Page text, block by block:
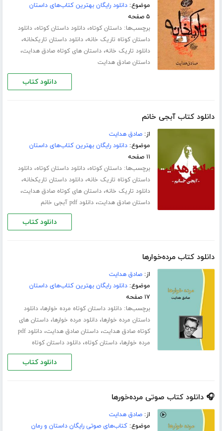
موضوع:دانلود رایگان بهترین کتاب‌های داستان
۵ صفحه
برچسب‌ها:داستان کوتاه،دانلود داستان کوتاه،دانلود
داستان کوتاه تاریک خانه،دانلود داستان تاریکخانه،
دانلود تاریک خانه،داستان های کوتاه صادق هدایت،
داستان صادق هدایت
دانلود کتاب
دانلود کتاب آبجی خانم
از:صادق هدایت
موضوع:دانلود رایگان بهترین کتاب‌های داستان
۱۱ صفحه
برچسب‌ها:داستان کوتاه،دانلود داستان کوتاه،دانلود
داستان کوتاه تاریک خانه،دانلود داستان تاریکخانه،
دانلود تاریک خانه،داستان های کوتاه صادق هدایت،
داستان صادق هدایت،دانلود pdf آبجی خانم
دانلود کتاب
دانلود کتاب مرده‌خوارها
از:صادق هدایت
موضوع:دانلود رایگان بهترین کتاب‌های داستان
۱۷ صفحه
برچسب‌ها:دانلود داستان کوتاه مرده خوارها،دانلود
داستان مرده خوارها،دانلود مرده خوارها،داستان های
کوتاه صادق هدایت،داستان صادق هدایت،
دانلود pdf
مرده خوارها،داستان کوتاه،دانلود داستان کوتاه
دانلود کتاب
🎧 دانلود کتاب صوتی مرده‌خورها
از:صادق هدایت
موضوع:کتاب‌های صوتی رایگان داستان و رمان